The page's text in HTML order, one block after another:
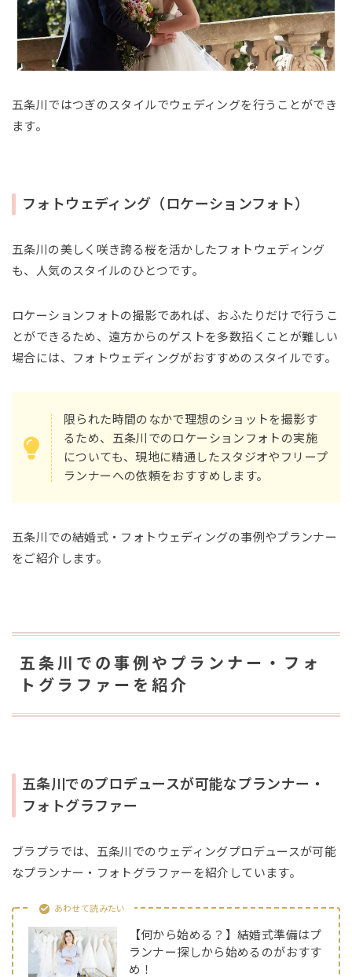
五条川ではつぎのスタイルでウェディングを行うことができ
ます。
フォトウェディング（ロケーションフォト）
五条川の美しく咲き誇る桜を活かしたフォトウェディング
も、人気のスタイルのひとつです。
ロケーションフォトの撮影であれば、おふたりだけで行うこ
とができるため、遠方からのゲストを多数招くことが難しい
場合には、フォトウェディングがおすすめのスタイルです。
限られた時間のなかで理想のショットを撮影す
るため、五条川でのロケーションフォトの実施
についても、現地に精通したスタジオやフリープ
ランナーへの依頼をおすすめします。
五条川での結婚式・フォトウェディングの事例やプランナー
をご紹介します。
五条川での事例やプランナー・フォ
トグラファーを紹介
五条川でのプロデュースが可能なプランナー・
フォトグラファー
ブラプラでは、五条川でのウェディングプロデュースが可能
なプランナー・フォトグラファーを紹介しています。
あわせて読みたい
【何から始める？】結婚式準備はプ
ランナー探しから始めるのがおすす
め！